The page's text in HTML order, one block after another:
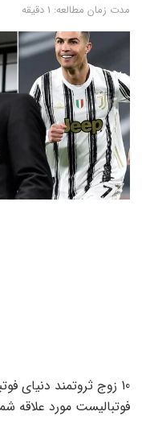
مدت زمان مطالعه: 1 دقیقه
10 زوج ثروتمند دنیای
فوتبالیست مورد علاقه